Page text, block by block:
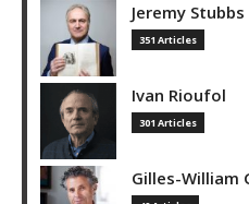
Jeremy Stubbs
351 Articles
Ivan Rioufol
301 Articles
Gilles-William